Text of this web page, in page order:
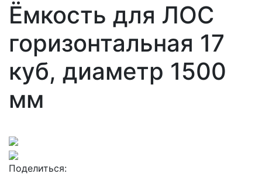
Ёмкость для ЛОС
горизонтальная 17
куб, диаметр 1500
мм
Поделиться: